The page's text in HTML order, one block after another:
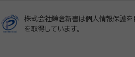
株式会社鎌倉新書は個人情報保護を
を取得しています。